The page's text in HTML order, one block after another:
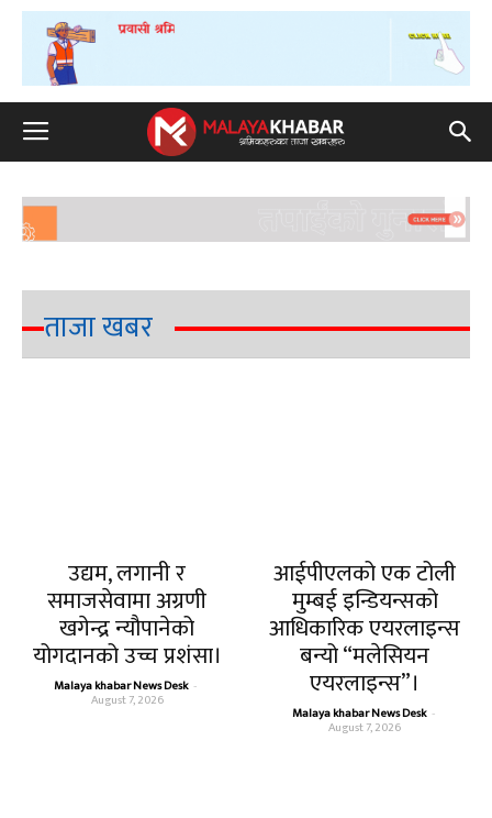
ताजा खबर
उद्यम, लगानी र
समाजसेवामा अग्रणी
खगेन्द्र न्यौपानेको
योगदानको उच्च प्रशंसा।
Malaya khabar News Desk -
August 7, 2026
आईपीएलको एक टोली
मुम्बई इन्डियन्सको
आधिकारिक एयरलाइन्स
बन्यो “मलेसियन
एयरलाइन्स”।
Malaya khabar News Desk -
August 7, 2026